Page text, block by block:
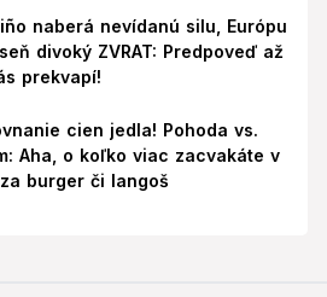
naberá nevídanú silu, Európu
divoký ZVRAT: Predpoveď až
prekvapí!
cien jedla! Pohoda vs.
Aha, o koľko viac zacvakáte v
burger či langoš